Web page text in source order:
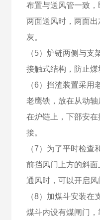
布置与送风管一致，
两面送风时，两面
灰。
（5）炉链两侧与支
接触式结构，防止煤
（6）挡渣装置采用
老鹰铁，放在从动
在炉链上，下部安
接。
（7）为了平时检查
前挡风门上方的斜
通风时，可以开启风
（8）加煤斗安装在
煤斗内设有煤闸门